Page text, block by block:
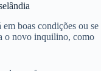
em boas condições ou se
o novo inquilino, como